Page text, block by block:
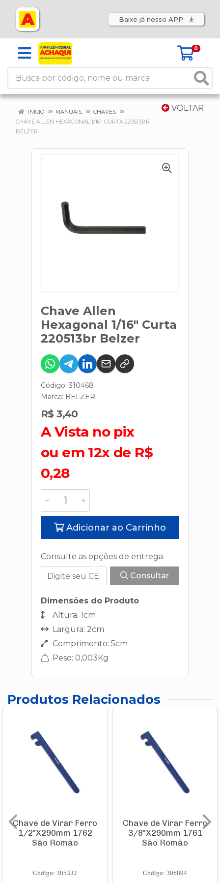
Baixe já nosso APP
0
VOLTAR
INÍCIO MANUAIS
CHAVES
CHAVE ALLEN HEXAGONAL 1/16" CURTA 220513BR
BELZER
Chave Allen
Hexagonal 1/16" Curta
220513br Belzer
Código: 310468
Marca: BELZER
R$ 3,40
A Vista no pix
ou em 12x de R$
0,28
Adicionar ao Carrinho
Consulte as opções de entrega
Consultar
Dimensões do Produto
Altura: 1cm
Largura: 2cm
Comprimento: 5cm
Peso: 0,003Kg
Produtos Relacionados
Chave de Virar Ferro
1/2"X290mm 1762
São Romão
Código: 305332
Chave de Virar Ferro
3/8"X290mm 1761
São Romão
Código: 306894